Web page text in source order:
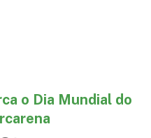
o Dia Mundial do